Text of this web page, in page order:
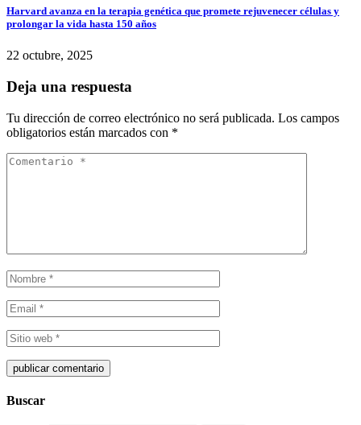
Harvard avanza en la terapia genética que promete rejuvenecer células y
prolongar la vida hasta 150 años
22 octubre, 2025
Deja una respuesta
Tu dirección de correo electrónico no será publicada. Los campos
obligatorios están marcados con *
Buscar